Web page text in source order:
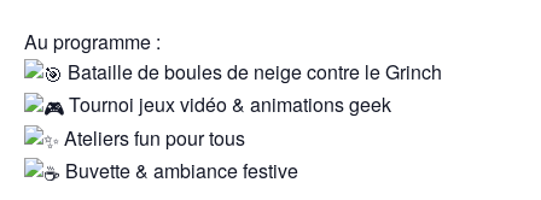
Au programme :
Bataille de boules de neige contre le Grinch
Tournoi jeux vidéo & animations geek
Ateliers fun pour tous
Buvette & ambiance festive